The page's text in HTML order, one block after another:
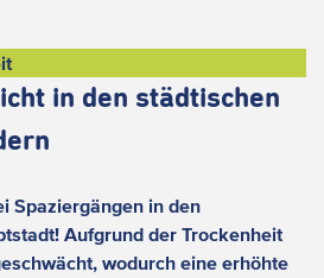
in den städtischen
Spaziergängen in den
Aufgrund der Trockenheit
wodurch eine erhöhte